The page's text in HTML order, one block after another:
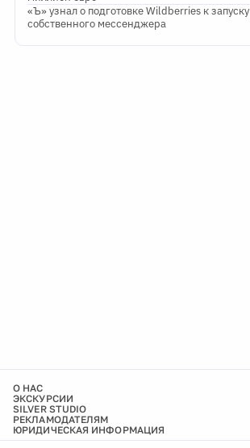
«Ъ» узнал о подготовке Wildberries к запуску
собственного мессенджера
О НАС
ЭКСКУРСИИ
SILVER STUDIO
РЕКЛАМОДАТЕЛЯМ
ЮРИДИЧЕСКАЯ ИНФОРМАЦИЯ